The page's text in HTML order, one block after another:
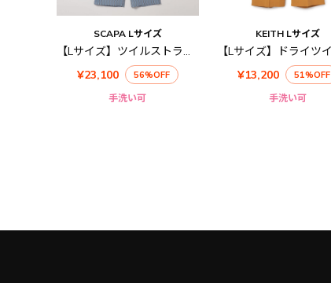
SCAPA Lサイズ
【Lサイズ】ツイルストライプパンツ
¥23,100
56%OFF
手洗い可
KEITH Lサイズ
¥13,200
51%OFF
手洗い可